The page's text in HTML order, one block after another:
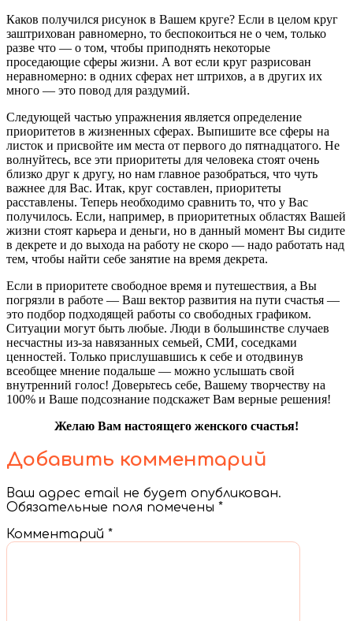
Каков получился рисунок в Вашем круге? Если в целом круг
заштрихован равномерно, то беспокоиться не о чем, только
разве что — о том, чтобы приподнять некоторые
проседающие сферы жизни. А вот если круг разрисован
неравномерно: в одних сферах нет штрихов, а в других их
много — это повод для раздумий.
Следующей частью упражнения является определение
приоритетов в жизненных сферах. Выпишите все сферы на
листок и присвойте им места от первого до пятнадцатого. Не
волнуйтесь, все эти приоритеты для человека стоят очень
близко друг к другу, но нам главное разобраться, что чуть
важнее для Вас. Итак, круг составлен, приоритеты
расставлены. Теперь необходимо сравнить то, что у Вас
получилось. Если, например, в приоритетных областях Вашей
жизни стоят карьера и деньги, но в данный момент Вы сидите
в декрете и до выхода на работу не скоро — надо работать над
тем, чтобы найти себе занятие на время декрета.
Если в приоритете свободное время и путешествия, а Вы
погрязли в работе — Ваш вектор развития на пути счастья —
это подбор подходящей работы со свободных графиком.
Ситуации могут быть любые. Люди в большинстве случаев
несчастны из-за навязанных семьей, СМИ, соседками
ценностей. Только прислушавшись к себе и отодвинув
всеобщее мнение подальше — можно услышать свой
внутренний голос! Доверьтесь себе, Вашему творчеству на
100% и Ваше подсознание подскажет Вам верные решения!
Желаю Вам настоящего женского счастья!
Добавить комментарий
Ваш адрес email не будет опубликован.
Обязательные поля помечены *
Комментарий *